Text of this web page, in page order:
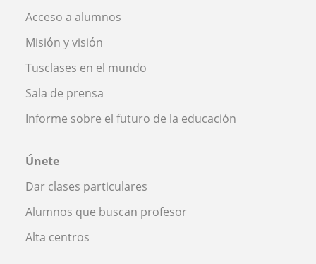
Acceso a alumnos
Misión y visión
Tusclases en el mundo
Sala de prensa
Informe sobre el futuro de la educación
Únete
Dar clases particulares
Alumnos que buscan profesor
Alta centros